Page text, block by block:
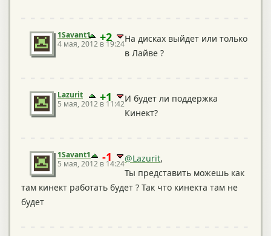
1Savant1
4 мая, 2012 в 19:24
+2
На дисках выйдет или только
в Лайве ?
Lazurit
5 мая, 2012 в 11:42
+1
И будет ли поддержка
Кинект?
1Savant1
5 мая, 2012 в 14:24
-1 @Lazurit,
Ты представить можешь как
там кинект работать будет ? Так что кинекта там не
будет